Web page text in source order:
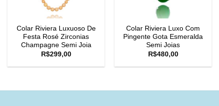
Colar Riviera Luxuoso De
Festa Rosé Zirconias
Champagne Semi Joia
R$299,00
Colar Riviera Luxo Com
Pingente Gota Esmeralda
Semi Joias
R$480,00